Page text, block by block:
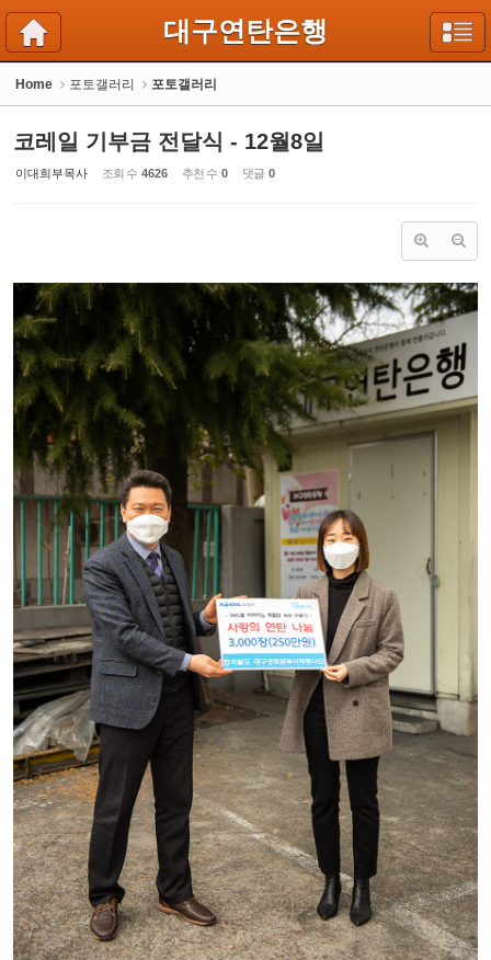
대구연탄은행
Home 포토갤러리 포토갤러리
코레일 기부금 전달식 - 12월8일
이대희부목사 조회 수 4626 추천 수 0 댓글 0